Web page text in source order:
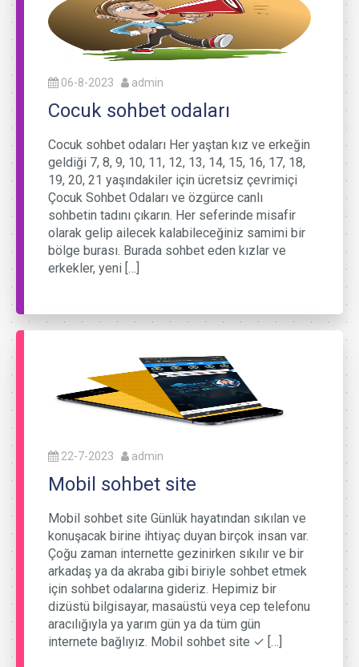
06-8-2023 admin
Cocuk sohbet odaları
Cocuk sohbet odaları Her yaştan kız ve erkeğin
geldiği 7, 8, 9, 10, 11, 12, 13, 14, 15, 16, 17, 18,
19, 20, 21 yaşındakiler için ücretsiz çevrimiçi
Çocuk Sohbet Odaları ve özgürce canlı
sohbetin tadını çıkarın. Her seferinde misafir
olarak gelip ailecek kalabileceğiniz samimi bir
bölge burası. Burada sohbet eden kızlar ve
erkekler, yeni […]
22-7-2023 admin
Mobil sohbet site
Mobil sohbet site Günlük hayatından sıkılan ve
konuşacak birine ihtiyaç duyan birçok insan var.
Çoğu zaman internette gezinirken sıkılır ve bir
arkadaş ya da akraba gibi biriyle sohbet etmek
için sohbet odalarına gideriz. Hepimiz bir
dizüstü bilgisayar, masaüstü veya cep telefonu
aracılığıyla ya yarım gün ya da tüm gün
internete bağlıyız. Mobil sohbet site ✓ […]